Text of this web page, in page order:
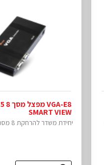
SMART VIEW
יחידת משדר להרחקת 8 מסכי SVGA עד 18...